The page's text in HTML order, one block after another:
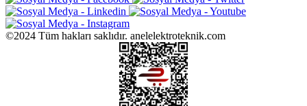
©2024 Tüm hakları saklıdır. anelelektroteknik.com